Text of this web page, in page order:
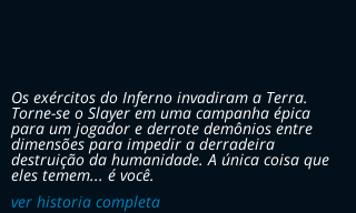
Os exércitos do Inferno invadiram a Terra.
Torne-se o Slayer em uma campanha épica
para um jogador e derrote demônios entre
dimensões para impedir a derradeira
destruição da humanidade. A única coisa que
eles temem... é você.
ver historia completa